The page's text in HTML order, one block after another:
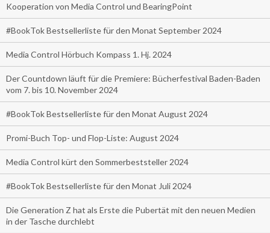
Kooperation von Media Control und BearingPoint
#BookTok Bestsellerliste für den Monat September 2024
Media Control Hörbuch Kompass 1. Hj. 2024
Der Countdown läuft für die Premiere: Bücherfestival Baden-Baden
vom 7. bis 10. November 2024
#BookTok Bestsellerliste für den Monat August 2024
Promi-Buch Top- und Flop-Liste: August 2024
Media Control kürt den Sommerbeststeller 2024
#BookTok Bestsellerliste für den Monat Juli 2024
Die Generation Z hat als Erste die Pubertät mit den neuen Medien
in der Tasche durchlebt